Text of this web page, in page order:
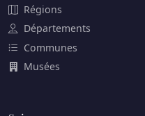
Régions
Départements
Communes
Musées